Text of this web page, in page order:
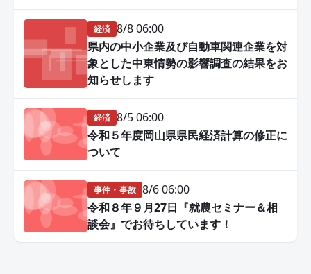
経済
8/8 06:00
県内の中小企業及び自動車関連企業を対
象とした中東情勢の影響調査の結果をお
知らせします
経済
8/5 06:00
令和５年度岡山県県民経済計算の修正に
ついて
事件・事故
8/6 06:00
令和８年９月27日『就農セミナー＆相
談会』でお待ちしています！